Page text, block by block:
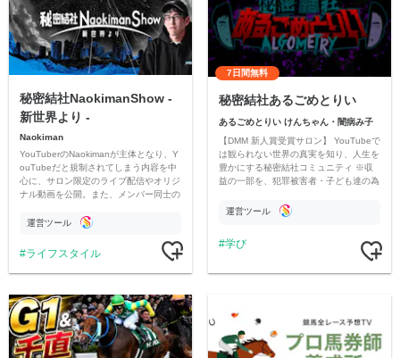
秘密結社NaokimanShow -
新世界より -
Naokiman
YouTuberのNaokimanが主体となり、Y
ouTubeだと規制されてしまう内容を中
心に、サロン限定のライブ配信やオリジ
ナル動画を公開。また、メンバー同士の
ただいています。
運営ツール
ライフスタイル
7日間無料
秘密結社あるごめとりい
あるごめとりい けんちゃん・闇病み子
【DMM 新人賞受賞サロン】 YouTubeで
は観られない世界の真実を知り、人生を
豊かにする秘密結社コミュニティ ※収
益の一部を、犯罪被害者・子ども達の為
す運営ツール
学び